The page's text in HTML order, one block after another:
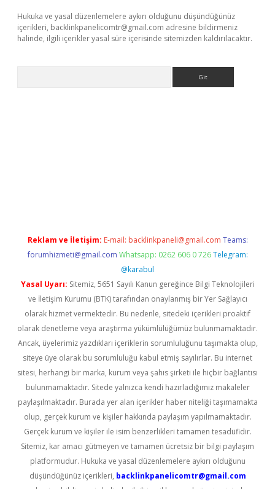
Hukuka ve yasal düzenlemelere aykırı olduğunu düşündüğünüz
içerikleri, backlinkpanelicomtr@gmail.com adresine bildirmeniz
halinde, ilgili içerikler yasal süre içerisinde sitemizden kaldırılacaktır.
Reklam ve İletişim: E-mail: backlinkpaneli@gmail.com Teams:
forumhizmeti@gmail.com Whatsapp: 0262 606 0 726 Telegram:
@karabul
Yasal Uyarı: Sitemiz, 5651 Sayılı Kanun gereğince Bilgi Teknolojileri
ve İletişim Kurumu (BTK) tarafından onaylanmış bir Yer Sağlayıcı
olarak hizmet vermektedir. Bu nedenle, sitedeki içerikleri proaktif
olarak denetleme veya araştırma yükümlülüğümüz bulunmamaktadır.
Ancak, üyelerimiz yazdıkları içeriklerin sorumluluğunu taşımakta olup,
siteye üye olarak bu sorumluluğu kabul etmiş sayılırlar. Bu internet
sitesi, herhangi bir marka, kurum veya şahıs şirketi ile hiçbir bağlantısı
bulunmamaktadır. Sitede yalnızca kendi hazırladığımız makaleler
paylaşılmaktadır. Burada yer alan içerikler haber niteliği taşımamakta
olup, gerçek kurum ve kişiler hakkında paylaşım yapılmamaktadır.
Gerçek kurum ve kişiler ile isim benzerlikleri tamamen tesadüfidir.
Sitemiz, kar amacı gütmeyen ve tamamen ücretsiz bir bilgi paylaşım
platformudur. Hukuka ve yasal düzenlemelere aykırı olduğunu
düşündüğünüz içerikleri, backlinkpanelicomtr@gmail.com